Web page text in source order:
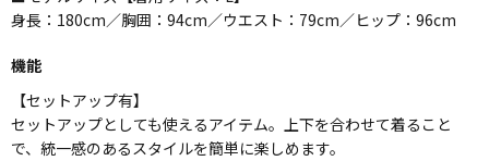
身長：180cm／胸囲：94cm／ウエスト：79cm／ヒップ：96cm
機能
【セットアップ有】
セットアップとしても使えるアイテム。上下を合わせて着ること
で、統一感のあるスタイルを簡単に楽しめます。